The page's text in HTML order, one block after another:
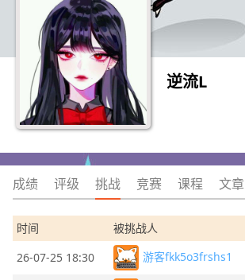
逆流L
成绩 评级 挑战 竞赛 课程 文章
时间 被挑战人
26-07-25 18:30
游客fkk5o3frshs1